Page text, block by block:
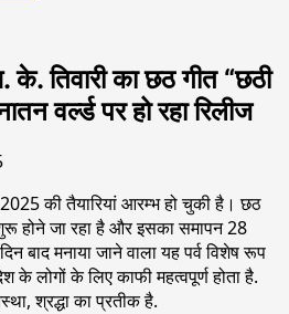
तिवारी का छठ गीत “छठी
वर्ल्ड पर हो रहा रिलीज
की तैयारियां आरम्भ हो चुकी है। छठ
होने जा रहा है और इसका समापन 28
बाद मनाया जाने वाला यह पर्व विशेष रूप
के लोगों के लिए काफी महत्वपूर्ण होता है.
श्रद्धा का प्रतीक है.